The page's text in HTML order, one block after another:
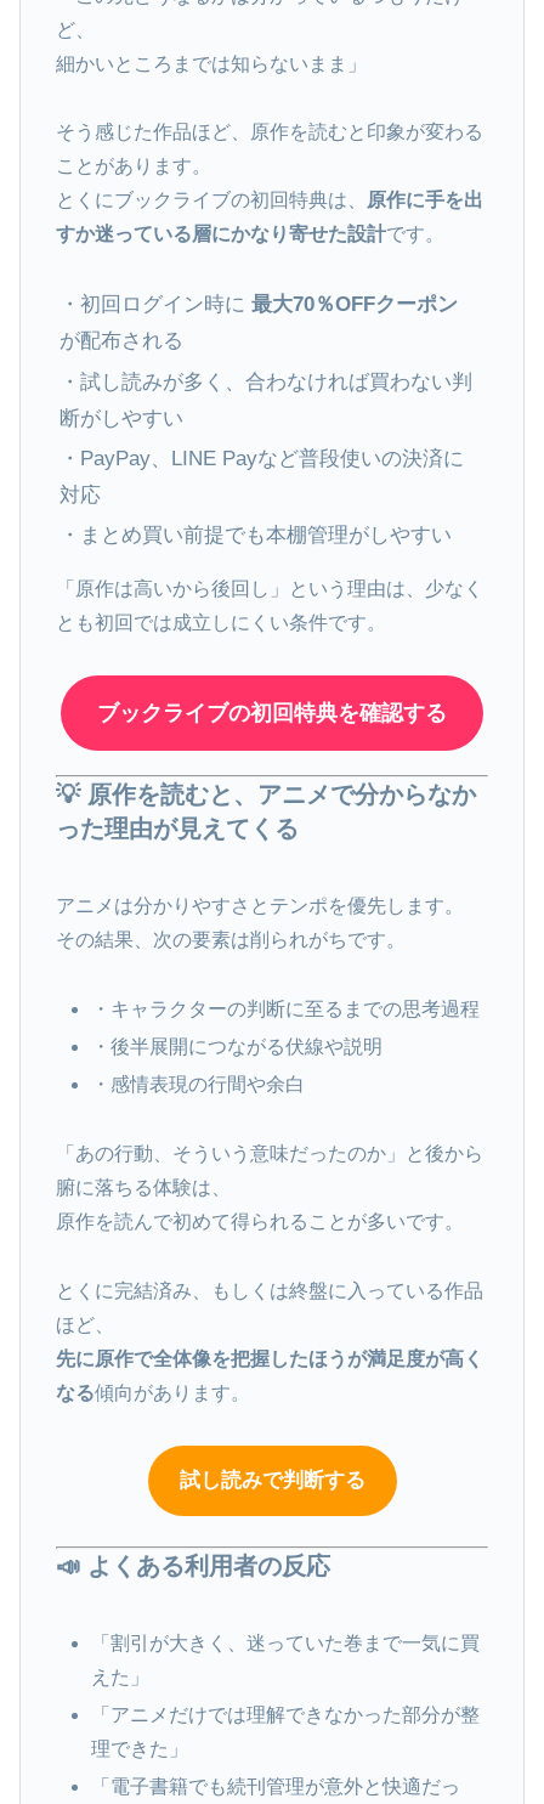
ど、
細かいところまでは知らないまま」
そう感じた作品ほど、原作を読むと印象が変わる
ことがあります。
とくにブックライブの初回特典は、 原作に手を出
すか迷っている層にかなり寄せた設計です。
・初回ログイン時に最大70％OFFクーポン
が配布される
・試し読みが多く、合わなければ買わない判
断がしやすい
・PayPay、LINE Payなど普段使いの決済に
対応
・まとめ買い前提でも本棚管理がしやすい
「原作は高いから後回し」という理由は、少なく
とも初回では成立しにくい条件です。
ブックライブの初回特典を確認する
💡 原作を読むと、アニメで分からなか
った理由が見えてくる
アニメは分かりやすさとテンポを優先します。
その結果、次の要素は削られがちです。
・キャラクターの判断に至るまでの思考過程
・後半展開につながる伏線や説明
・感情表現の行間や余白
「あの行動、そういう意味だったのか」と後から
腑に落ちる体験は、
原作を読んで初めて得られることが多いです。
とくに完結済み、もしくは終盤に入っている作品
ほど、
先に原作で全体像を把握したほうが満足度が高く
なる傾向があります。
試し読みで判断する
📣 よくある利用者の反応
「割引が大きく、迷っていた巻まで一気に買
えた」
「アニメだけでは理解できなかった部分が整
理できた」
「電子書籍でも続刊管理が意外と快適だっ